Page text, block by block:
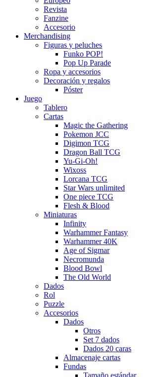
Revista
Fanzine
Accesorio
Merchandising
Figuras y peluches
Funko POP!
Pop Up Parade
Ropa y accesorios
Decoración y regalos
Póster
Juego
Tablero
Cartas
Magic the Gathering
Pokemon JCC
Digimon TCG
Dragon Ball TCG
Yu-Gi-Oh!
Wixoss
Lorcana TCG
Star Wars unlimited
One piece TCG
Flesh & Blood
Miniaturas
Infinity
Warhammer Fantasy
Warhammer 40K
Age of Sigmar
Necromunda
Blood Bowl
The Old World
Dados
Rol
Puzzle
Accesorios
Dados
Otros
Set 7 dados
Dados 20 caras
Almacenaje cartas
Fundas
Tamaño estándar